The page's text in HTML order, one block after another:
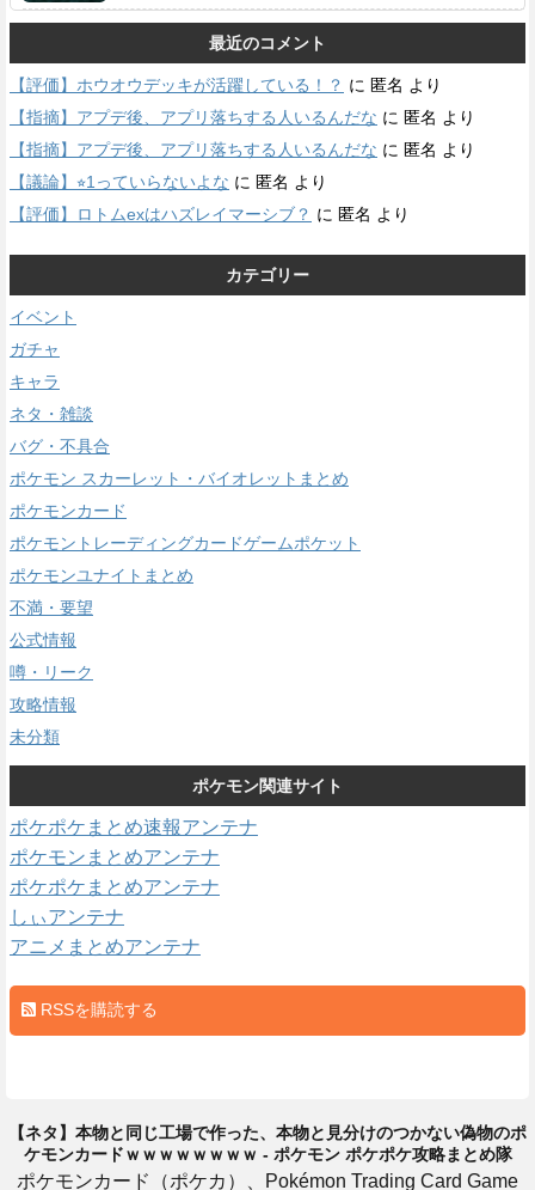
最近のコメント
【評価】ホウオウデッキが活躍している！？ に 匿名 より
【指摘】アプデ後、アプリ落ちする人いるんだな に 匿名 より
【指摘】アプデ後、アプリ落ちする人いるんだな に 匿名 より
【議論】⭐︎1っていらないよな に 匿名 より
【評価】ロトムexはハズレイマーシブ？ に 匿名 より
カテゴリー
イベント
ガチャ
キャラ
ネタ・雑談
バグ・不具合
ポケモン スカーレット・バイオレットまとめ
ポケモンカード
ポケモントレーディングカードゲームポケット
ポケモンユナイトまとめ
不満・要望
公式情報
噂・リーク
攻略情報
未分類
ポケモン関連サイト
ポケポケまとめ速報アンテナ
ポケモンまとめアンテナ
ポケポケまとめアンテナ
しぃアンテナ
アニメまとめアンテナ
RSSを購読する
【ネタ】本物と同じ工場で作った、本物と見分けのつかない偽物のポ
ケモンカードｗｗｗｗｗｗｗｗ - ポケモン ポケポケ攻略まとめ隊
ポケモンカード（ポケカ）、Pokémon Trading Card Game